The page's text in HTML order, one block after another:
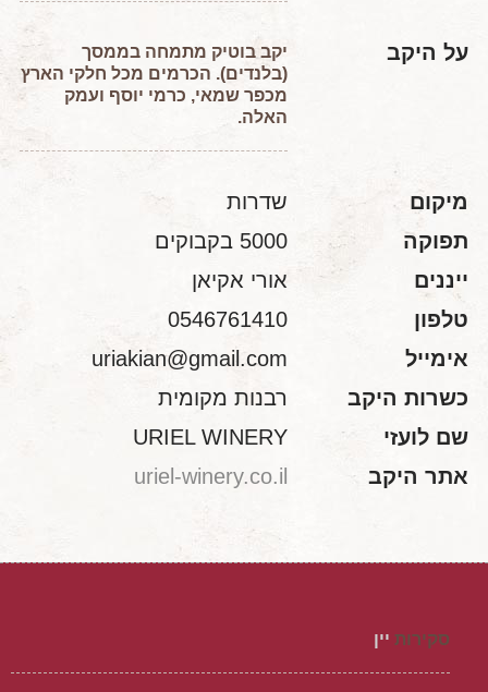
על היקב
יקב בוטיק מתמחה בממסך
(בלנדים). הכרמים מכל חלקי הארץ
מכפר שמאי, כרמי יוסף ועמק
האלה.
מיקום
שדרות
תפוקה
5000 בקבוקים
ייננים
אורי אקיאן
טלפון
0546761410
אימייל
uriakian@gmail.com
כשרות היקב
רבנות מקומית
שם לועזי
URIEL WINERY
אתר היקב
uriel-winery.co.il
סקירות יין